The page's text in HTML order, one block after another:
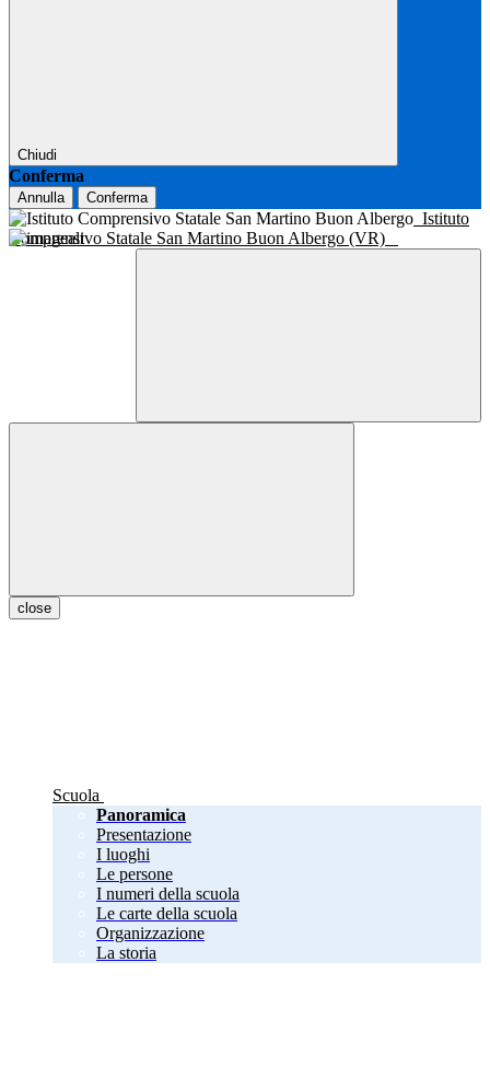
Chiudi
Conferma
Annulla Conferma
Istituto
Comprensivo Statale San Martino Buon Albergo (VR)
close
Scuola
Panoramica
Presentazione
I luoghi
Le persone
I numeri della scuola
Le carte della scuola
Organizzazione
La storia